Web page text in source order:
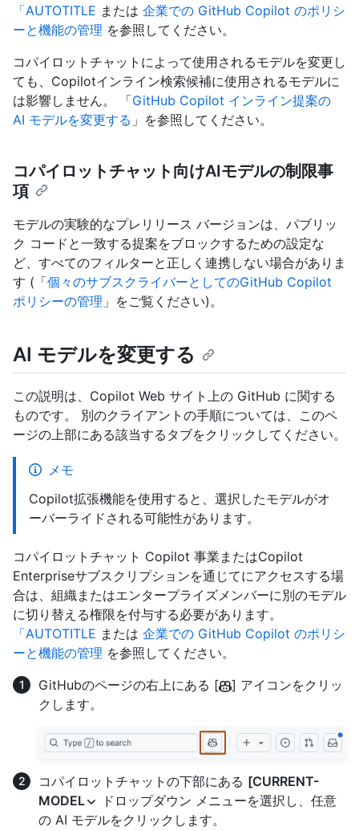
「AUTOTITLE または 企業での GitHub Copilot のポリシ
ーと機能の管理 を参照してください。
コパイロットチャットによって使用されるモデルを変更し
ても、Copilotインライン検索候補に使用されるモデルに
は影響しません。 「GitHub Copilot インライン提案の
AI モデルを変更する 」を参照してください。
コパイロットチャット向けAIモデルの制限事
項
モデルの実験的なプレリリース バージョンは、パブリッ
ク コードと一致する提案をブロックするための設定な
ど、すべてのフィルターと正しく連携しない場合がありま
す (「個々のサブスクライバーとしてのGitHub Copilot
ポリシーの管理 」をご覧ください)。
AI モデルを変更する
この説明は、Copilot Web サイト上の GitHub に関する
ものです。 別のクライアントの手順については、このペ
ージの上部にある該当するタブをクリックしてください。
メモ
Copilot拡張機能を使用すると、選択したモデルがオ
ーバーライドされる可能性があります。
コパイロットチャット Copilot 事業またはCopilot
Enterpriseサブスクリプションを通じてにアクセスする場
合は、組織またはエンタープライズメンバーに別のモデル
に切り替える権限を付与する必要があります。
「AUTOTITLE または 企業での GitHub Copilot のポリシ
ーと機能の管理 を参照してください。
GitHubのページの右上にある [
] アイコンをクリッ
クします。
コパイロットチャットの下部にある [CURRENT-
MODEL
ドロップダウン メニューを選択し、任意
の AI モデルをクリックします。